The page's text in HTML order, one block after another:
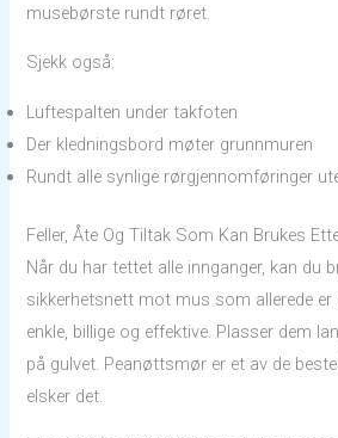
musebørste rundt røret.
Sjekk også:
Luftespalten under takfoten
Der kledningsbord møter grunnmuren
Rundt alle synlige rørgjennomføringer
Feller, Åte Og Tiltak Som Kan Brukes
Når du har tettet alle innganger, kan du
sikkerhetsnett mot mus som allerede er
enkle, billige og effektive. Plasser dem
på gulvet. Peanøttsmør er et av de
elsker det.